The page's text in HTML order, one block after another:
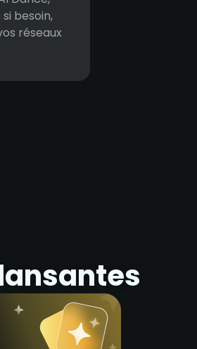
besoin,
réseaux